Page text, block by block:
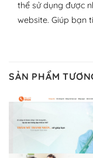
– Dễ sử dụng
Và bạn có toàn
trang web
Dễ dàng lựa chọn
– Bảo mật cực tốt
thể sử dụng được
website. Giúp bạn
SẢN PHẨM